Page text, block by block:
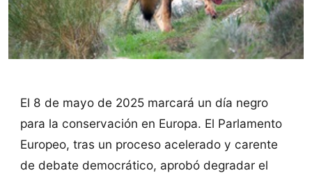
El 8 de mayo de 2025 marcará un día negro
para la conservación en Europa. El Parlamento
Europeo, tras un proceso acelerado y carente
de debate democrático, aprobó degradar el